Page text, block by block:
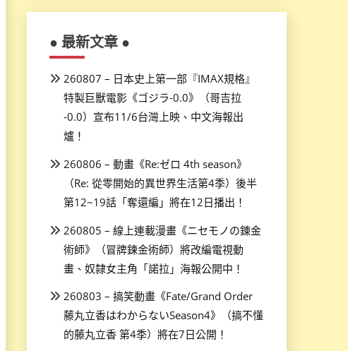
● 最新文章 ●
260807 – 日本史上第一部『IMAX規格』
特製巨獸電影《ゴジラ-0.0》（哥吉拉
-0.0）宣布11/6台灣上映、中文海報出
爐！
260806 – 動畫《Re:ゼロ 4th season》
（Re: 從零開始的異世界生活第4季）後半
第12~19話「奪還編」將在12日播出！
260805 – 線上連載漫畫《ニセモノの錬金
術師》（冒牌鍊金術師）將改編電視動
畫、奴隸女主角「諾拉」海報公開中！
260803 – 搞笑動畫《Fate/Grand Order
藤丸立香はわからないSeason4》（搞不懂
的藤丸立香 第4季）將在7日公開！